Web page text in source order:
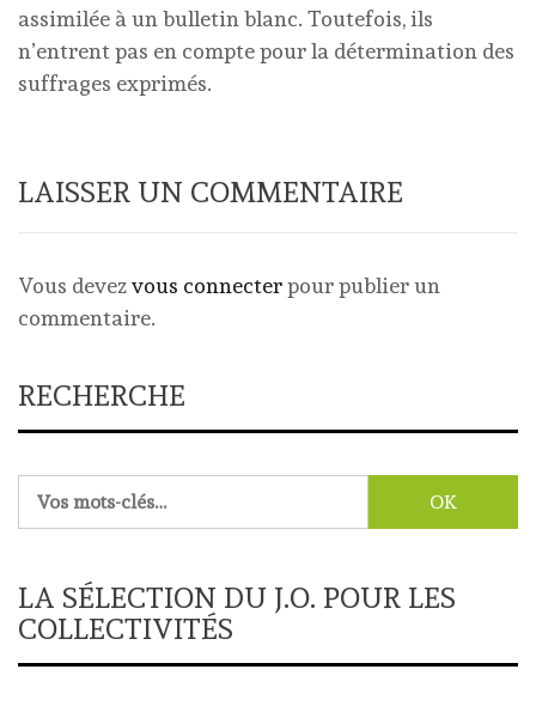
assimilée à un bulletin blanc. Toutefois, ils
n’entrent pas en compte pour la détermination des
suffrages exprimés.
LAISSER UN COMMENTAIRE
Vous devezvous connecterpour publier un
commentaire.
RECHERCHE
LA SÉLECTION DU J.O. POUR LES
COLLECTIVITÉS